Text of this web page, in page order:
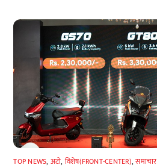
TOP NEWS, अटाे, विशेष(FRONT-CENTER),समाचार